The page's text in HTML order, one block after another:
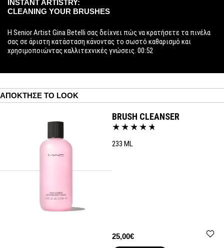
INSTANT ARTISTRY:
CLEANING YOUR BRUSHES
Η Senior Artist Gina Betelli σας δείχνει πώς να κρατήσετε τα πινέλα
σας σε άριστη κατάσταση κάνοντας το σωστό καθαρισμό και
χρησιμοποιώντας καλλιτεχνικές γνώσεις. 00:52
ΑΠΌΚΤΗΣΕ ΤΟ LOOK
BRUSH CLEANSER
233 ML
25,00€